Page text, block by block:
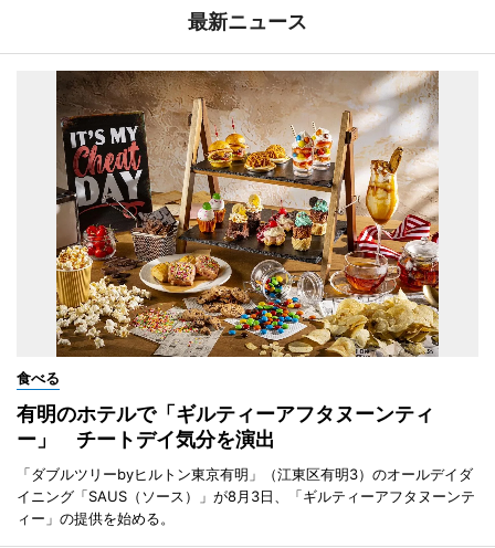
最新ニュース
食べる
有明のホテルで「ギルティーアフタヌーンティ
ー」 チートデイ気分を演出
「ダブルツリーbyヒルトン東京有明」（江東区有明3）のオールデイダ
イニング「SAUS（ソース）」が8月3日、「ギルティーアフタヌーンテ
ィー」の提供を始める。